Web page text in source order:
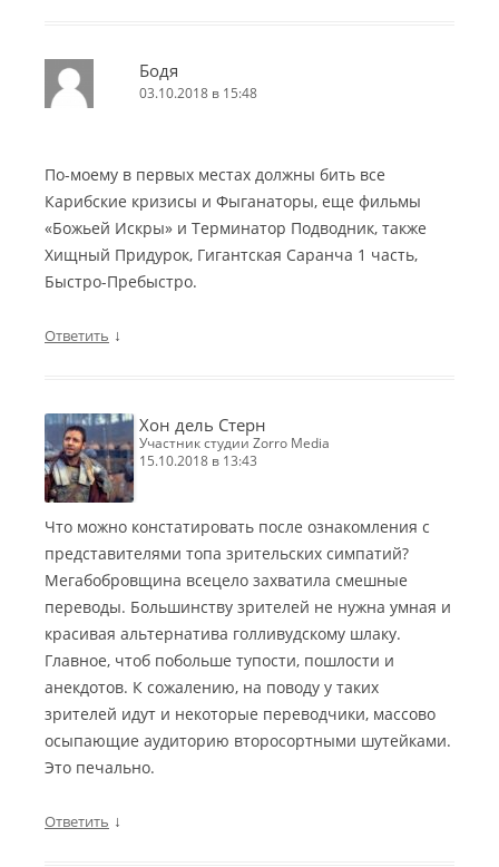
Бодя
03.10.2018 в 15:48
По-моему в первых местах должны бить все
Карибские кризисы и Фыганаторы, еще фильмы
«Божьей Искры» и Терминатор Подводник, также
Хищный Придурок, Гигантская Саранча 1 часть,
Быстро-Пребыстро.
Ответить ↓
Хон дель Стерн
участник студии Zorro Media
15.10.2018 в 13:43
Что можно констатировать после ознакомления с
представителями топа зрительских симпатий?
Мегабобровщина всецело захватила смешные
переводы. Большинству зрителей не нужна умная и
красивая альтернатива голливудскому шлаку.
Главное, чтоб побольше тупости, пошлости и
анекдотов. К сожалению, на поводу у таких
зрителей идут и некоторые переводчики, массово
осыпающие аудиторию второсортными шутейками.
Это печально.
Ответить ↓